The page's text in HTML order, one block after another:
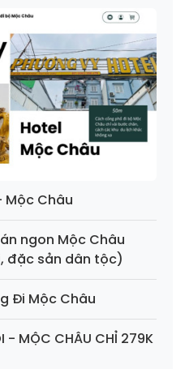
Mộc Châu
ngon Mộc Châu
đặc sản dân tộc)
Đi Mộc Châu
- MỘC CHÂU CHỈ 279K